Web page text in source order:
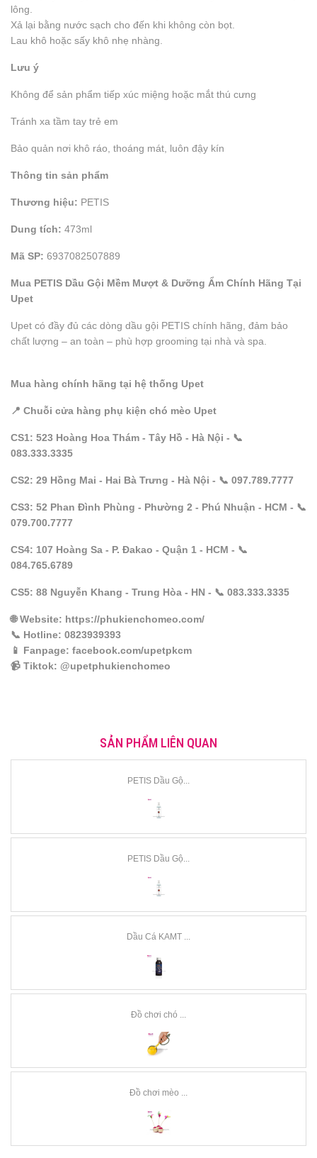
lông.
Xả lại bằng nước sạch cho đến khi không còn bọt.
Lau khô hoặc sấy khô nhẹ nhàng.
Lưu ý
Không để sản phẩm tiếp xúc miệng hoặc mắt thú cưng
Tránh xa tầm tay trẻ em
Bảo quản nơi khô ráo, thoáng mát, luôn đậy kín
Thông tin sản phẩm
Thương hiệu: PETIS
Dung tích: 473ml
Mã SP: 6937082507889
Mua PETIS Dầu Gội Mềm Mượt & Dưỡng Ẩm Chính Hãng Tại
Upet
Upet có đầy đủ các dòng dầu gội PETIS chính hãng, đảm bảo
chất lượng – an toàn – phù hợp grooming tại nhà và spa.
Mua hàng chính hãng tại hệ thống Upet
📍 Chuỗi cửa hàng phụ kiện chó mèo Upet
CS1: 523 Hoàng Hoa Thám - Tây Hồ - Hà Nội - 📞
083.333.3335
CS2: 29 Hồng Mai - Hai Bà Trưng - Hà Nội - 📞 097.789.7777
CS3: 52 Phan Đình Phùng - Phường 2 - Phú Nhuận - HCM - 📞
079.700.7777
CS4: 107 Hoàng Sa - P. Đakao - Quận 1 - HCM - 📞
084.765.6789
CS5: 88 Nguyễn Khang - Trung Hòa - HN - 📞 083.333.3335
🌐 Website: https://phukienchomeo.com/
📞 Hotline: 0823939393
📱 Fanpage: facebook.com/upetpkcm
📹 Tiktok: @upetphukienchomeo
SẢN PHẨM LIÊN QUAN
PETIS Dầu Gộ...
PETIS Dầu Gộ...
Dầu Cá KAMT ...
Đồ chơi chó ...
Đồ chơi mèo ...